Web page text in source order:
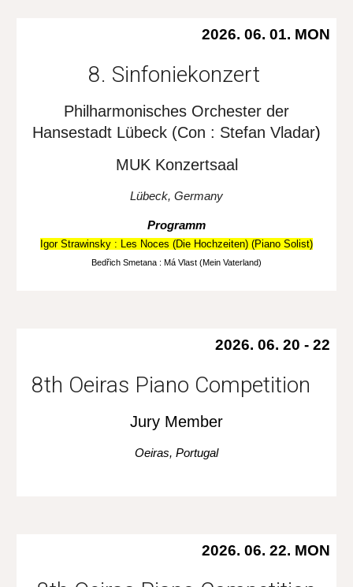
2026. 06. 01. MON
8. Sinfoniekonzert
Philharmonisches Orchester der
Hansestadt Lübeck (Con : Stefan Vladar)
MUK Konzertsaal
Lübeck, Germany
Programm
Igor Strawinsky : Les Noces (Die Hochzeiten) (Piano Solist)
Bedřich Smetana : Má Vlast (Mein Vaterland)
2026. 06. 20 - 22
8th Oeiras Piano Competition
Jury Member
Oeiras, Portugal
2026. 06. 22. MON